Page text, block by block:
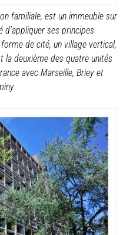
familiale, est un immeuble sur
d’appliquer ses principes
de cité, un village vertical,
la deuxième des quatre unités
avec Marseille, Briey et